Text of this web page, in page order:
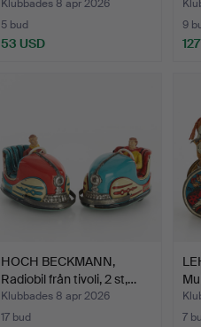
Klubbades 8 apr 2026
5 bud
53 USD
9
HOCH BECKMANN,
Radiobil från tivoli, 2 st,…
Klubbades 8 apr 2026
17 bud
7